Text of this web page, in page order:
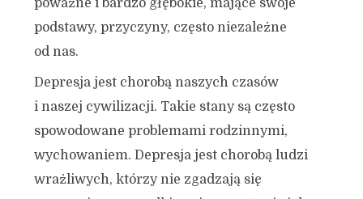
poważne i bardzo głębokie, mające swoje
podstawy, przyczyny, często niezależne
od nas.
Depresja jest chorobą naszych czasów
i naszej cywilizacji. Takie stany są często
spowodowane problemami rodzinnymi,
wychowaniem. Depresja jest chorobą ludzi
wrażliwych, którzy nie zgadzają się